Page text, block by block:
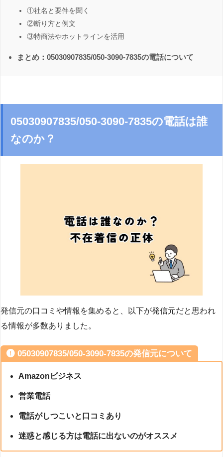
①社名と要件を聞く
②断り方と例文
③特商法やホットラインを活用
まとめ：05030907835/050-3090-7835の電話について
05030907835/050-3090-7835の電話は誰
なのか？
発信元の口コミや情報を集めると、以下が発信元だと思われ
る情報が多数ありました。
05030907835/050-3090-7835の発信元について
Amazonビジネス
営業電話
電話がしつこいと口コミあり
迷惑と感じる方は電話に出ないのがオススメ